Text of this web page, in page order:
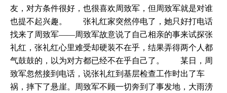
友，对方条件很好，也很喜欢周致军，但周致军就是对谁
也提不起兴趣。 张礼红家突然停电了，她只好打电话
找来了周致军——周致军故意说了自己相亲的事来试探张
礼红，张礼红心里难受却硬装不在乎，结果弄得两个人都
气鼓鼓的，以为对方都已经不在乎自己了。 某日，周
致军忽然接到电话，说张礼红到基层检查工作时出了车
祸，摔下了悬崖。周致军不顾一切奔到了事发地，大雨滂